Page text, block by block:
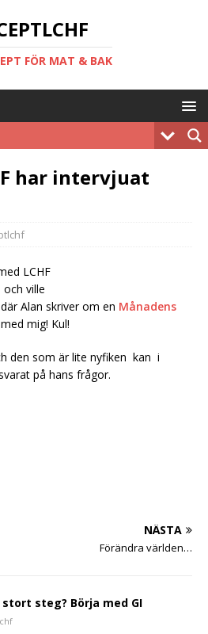
FÖR MAT & BAK
har intervjuat
LCHF
ville
Alan skriver om en Månadens
mig! Kul!
den som är lite nyfiken kan i
på hans frågor.
NÄSTA
Förändra världen…
stort steg? Börja med GI